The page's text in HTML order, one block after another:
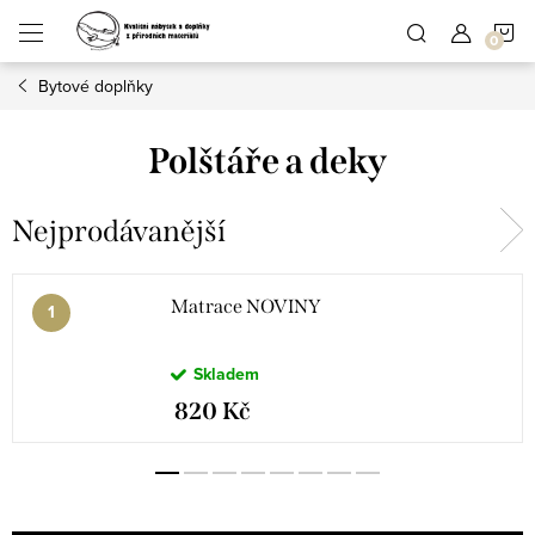
obsah
Bytové doplňky
Polštáře a deky
Nejprodávanější
Matrace NOVINY
Skladem
820 Kč